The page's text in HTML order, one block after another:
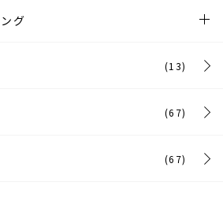
グ
(13)
(67)
(67)